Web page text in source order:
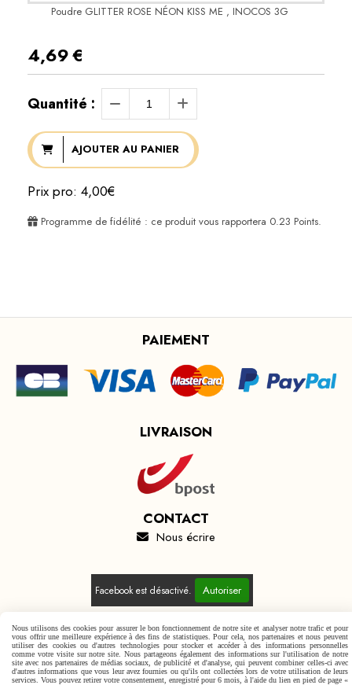
Poudre GLITTER ROSE NÉON KISS ME , INOCOS 3G
4,69€
Quantité :
AJOUTER AU PANIER
Prix pro: 4,00€
Programme de fidélité : ce produit vous rapportera 0.23 Points.
PAIEMENT
LIVRAISON
CONTACT
 Nous écrire
Facebook est désactivé. Autoriser
Mentions Légales
Conditions générales de vente
Politique de confidentialité
Gestion cookies Mon Compte
Nous utilisons des cookies pour assurer le bon fonctionnement de notre site et analyser notre trafic et pour
vous offrir une meilleure expérience à des fins de statistiques. Pour cela, nos partenaires et nous peuvent
utiliser des cookies ou d'autres technologies pour stocker et accéder à des informations personnelles
comme votre visite sur notre site. Nous partageons également des informations sur l'utilisation de notre
site avec nos partenaires de médias sociaux, de publicité et d'analyse, qui peuvent combiner celles-ci avec
d'autres informations que vous leur avez fournies ou qu'ils ont collectées lors de votre utilisation de leurs
services. Vous pouvez retirer votre consentement, enregistré pour 6 mois, à l'aide du lien en pied de page «